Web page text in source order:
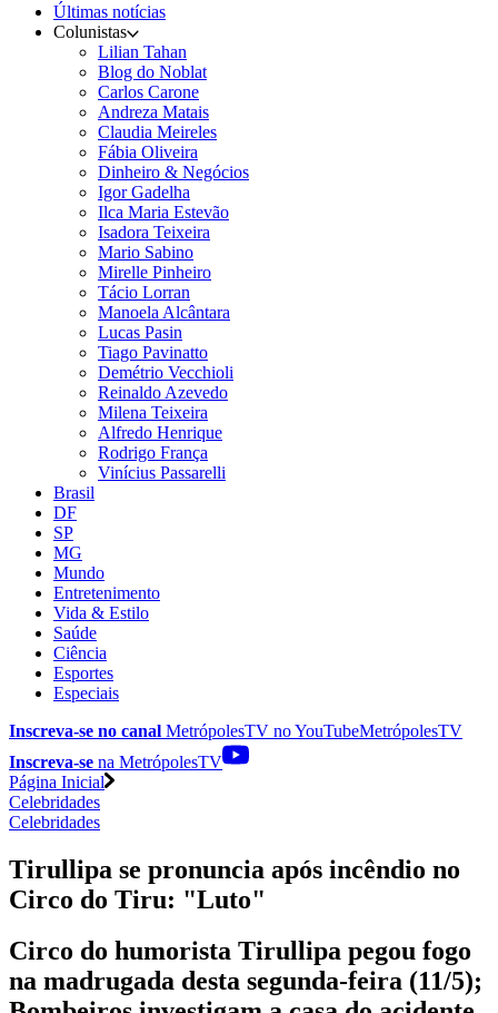
Últimas notícias
Colunistas
Lilian Tahan
Blog do Noblat
Carlos Carone
Andreza Matais
Claudia Meireles
Fábia Oliveira
Dinheiro & Negócios
Igor Gadelha
Ilca Maria Estevão
Isadora Teixeira
Mario Sabino
Mirelle Pinheiro
Tácio Lorran
Manoela Alcântara
Lucas Pasin
Tiago Pavinatto
Demétrio Vecchioli
Reinaldo Azevedo
Milena Teixeira
Alfredo Henrique
Rodrigo França
Vinícius Passarelli
Brasil
DF
SP
MG
Mundo
Entretenimento
Vida & Estilo
Saúde
Ciência
Esportes
Especiais
Inscreva-se no canal MetrópolesTV noYouTubeMetrópolesTV
Inscreva-se na MetrópolesTV
Página Inicial
Celebridades
Celebridades
Tirullipa se pronuncia após incêndio no
Circo do Tiru: "Luto"
Circo do humorista Tirullipa pegou fogo
na madrugada desta segunda-feira (11/5);